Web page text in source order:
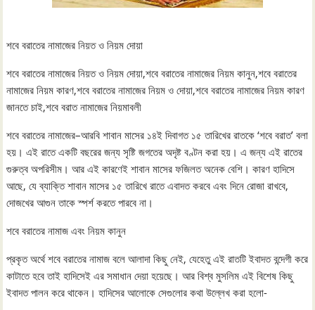
শবে বরাতের নামাজের নিয়ত ও নিয়ম দোয়া
শবে বরাতের নামাজের নিয়ত ও নিয়ম দোয়া,শবে বরাতের নামাজের নিয়ম কানুন,শবে বরাতের
নামাজের নিয়ম কারণ,শবে বরাতের নামাজের নিয়ম ও দোয়া,শবে বরাতের নামাজের নিয়ম কারণ
জানতে চাই,শবে বরাত নামাজের নিয়মাবলী
শবে বরাতের নামাজের–আরবি শাবান মাসের ১৪ই দিবাগত ১৫ তারিখের রাতকে ‘শবে বরাত’ বলা
হয়। এই রাতে একটি বছরের জন্য সৃষ্টি জগতের অদৃষ্ট বণ্টন করা হয়। এ জন্য এই রাতের
গুরুত্ব অপরিসীম। আর এই কারণেই শাবান মাসের ফজিলত অনেক বেশি। কারণ হাদিসে
আছে, যে ব্যাক্তি শাবান মাসের ১৫ তারিখে রাতে এবাদত করবে এবং দিনে রোজা রাখবে,
দোজখের আগুন তাকে স্পর্শ করতে পারবে না।
শবে বরাতের নামাজ এবং নিয়ম কানুন
প্রকৃত অর্থে শবে বরাতের নামাজ বলে আলাদা কিছু নেই, যেহেতু এই রাতটি ইবাদত বন্দেগী করে
কাটাতে হবে তাই হাদিসেই এর সমাধান দেয়া হয়েছে। আর বিশ্ব মুসলিম এই বিশেষ কিছু
ইবাদত পালন করে থাকেন। হাদিসের আলোকে সেগুলোর কথা উল্লেখ করা হলো-